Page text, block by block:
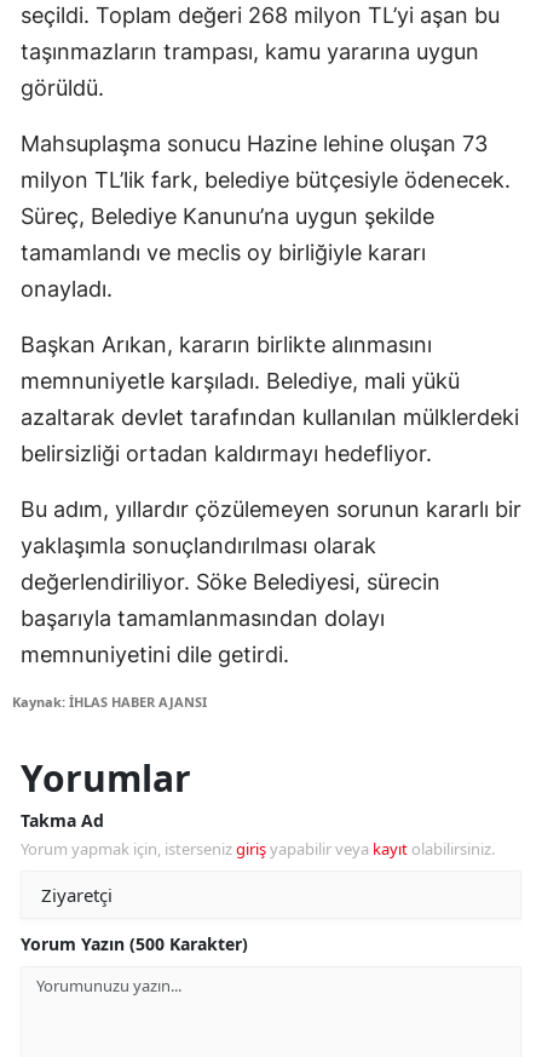
seçildi. Toplam değeri 268 milyon TL’yi aşan bu
taşınmazların trampası, kamu yararına uygun
görüldü.
Mahsuplaşma sonucu Hazine lehine oluşan 73
milyon TL’lik fark, belediye bütçesiyle ödenecek.
Süreç, Belediye Kanunu’na uygun şekilde
tamamlandı ve meclis oy birliğiyle kararı
onayladı.
Başkan Arıkan, kararın birlikte alınmasını
memnuniyetle karşıladı. Belediye, mali yükü
azaltarak devlet tarafından kullanılan mülklerdeki
belirsizliği ortadan kaldırmayı hedefliyor.
Bu adım, yıllardır çözülemeyen sorunun kararlı bir
yaklaşımla sonuçlandırılması olarak
değerlendiriliyor. Söke Belediyesi, sürecin
başarıyla tamamlanmasından dolayı
memnuniyetini dile getirdi.
Kaynak: İHLAS HABER AJANSI
Yorumlar
Takma Ad
Yorum yapmak için, istersenizgirişyapabilir veya kayıt olabilirsiniz.
Yorum Yazın (500 Karakter)